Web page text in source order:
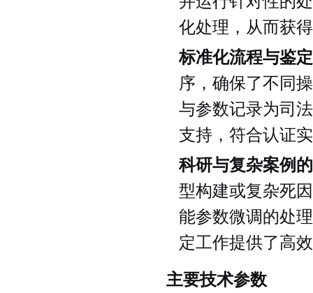
化处理，从而获
标准化流程与鉴
序，确保了不同
与参数记录为司
支持，符合认证
科研与复杂案例
型构建或复杂死
能参数微调的处
定工作提供了高
主要技术参数